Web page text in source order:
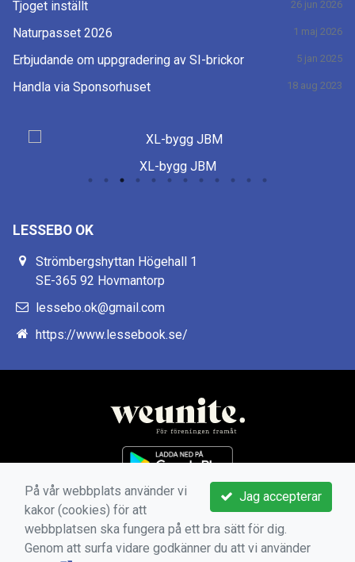
Tjoget inställt 26 jun 2026
Naturpasset 2026 1 maj 2026
Erbjudande om uppgradering av SI-brickor 5 jan 2025
Handla via Sponsorhuset 18 aug 2023
Craft arena
LESSEBO OK
Strömbergshyttan Högehall 1
SE-365 92 Hovmantorp
lessebo.ok@gmail.com
https://www.lessebook.se/
Jag accepterar
På vår webbplats använder vi
kakor (cookies) för att
webbplatsen ska fungera på ett bra sätt för dig.
Genom att surfa vidare godkänner du att vi använder